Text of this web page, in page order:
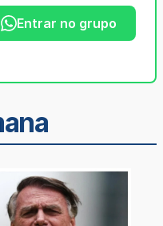
Entrar no grupo